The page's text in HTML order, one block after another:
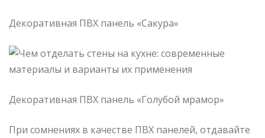
Декоративная ПВХ панель «Сакура»
Декоративная ПВХ панель «Голубой мрамор»
При сомнениях в качестве ПВХ панелей, отдавайте